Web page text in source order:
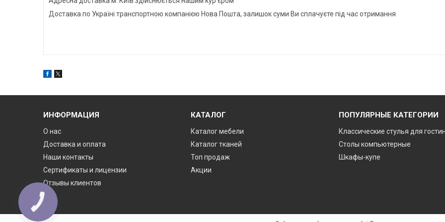
Доставка по Україні транспортною компанією Нова Пошта, залишок суми Ви сплачуєте під час отримання
ИНФОРМАЦИЯ
О нас
Доставка и оплата
Наши контакты
Сертификаты и лицензии
Отзывы клиентов
КАТАЛОГ
Каталог мебели
Каталог тканей
Топ продаж
Акции
ПОПУЛЯРНЫЕ КАТЕГОРИИ
Классические стулья для
Столы компьютерные
Шкафы-купе
КНОПКА
ЗВ'ЯЗКУ